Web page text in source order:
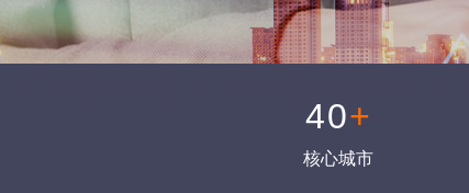
40+
核心城市